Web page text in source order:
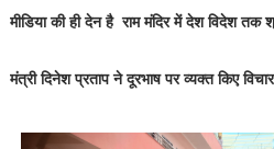
मीडिया की ही देन है राम मंदिर में देश विदेश तक
मंत्री दिनेश प्रताप ने दूरभाष पर व्यक्त किए विचार